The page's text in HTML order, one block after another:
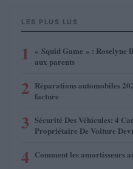
LES PLUS LUS
1
« Squid Game » : Roselyne
aux parents
2 Réparations automobiles
facture
3 Sécurité Des Véhicules: 4
Propriétaire De Voiture
4 Comment les amortisseurs